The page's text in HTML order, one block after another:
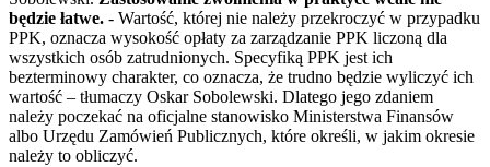
będzie łatwe. - Wartość, której nie należy przekroczyć w przypadku
PPK, oznacza wysokość opłaty za zarządzanie PPK liczoną dla
wszystkich osób zatrudnionych. Specyfiką PPK jest ich
bezterminowy charakter, co oznacza, że trudno będzie wyliczyć ich
wartość – tłumaczy Oskar Sobolewski. Dlatego jego zdaniem
należy poczekać na oficjalne stanowisko Ministerstwa Finansów
albo Urzędu Zamówień Publicznych, które określi, w jakim okresie
należy to obliczyć.